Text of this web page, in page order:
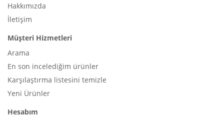
Hakkımızda
İletişim
Müşteri Hizmetleri
Arama
En son incelediğim ürünler
Karşılaştırma listesini temizle
Yeni Ürünler
Hesabım